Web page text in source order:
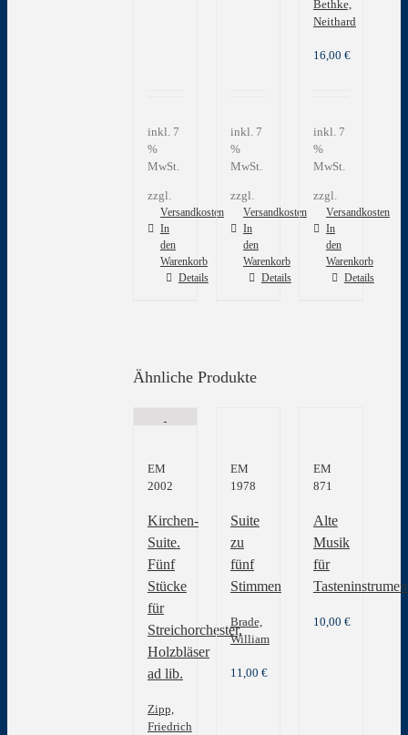
inkl. 7
%
MwSt.
zzgl.
Versandkosten
In
den
Warenkorb
Details
inkl. 7
%
MwSt.
zzgl.
Versandkosten
In
den
Warenkorb
Details
Bethke,
Neithard
16,00 €
inkl. 7
%
MwSt.
zzgl.
Versandkosten
In
den
Warenkorb
Details
Ähnliche Produkte
EM
2002
Kirchen-
Suite.
Fünf
Stücke
für
Streichorchester,
Holzbläser
ad lib.
Zipp,
Friedrich
EM
1978
Suite
zu
fünf
Stimmen
Brade,
William
11,00 €
EM
871
Alte
Musik
für
10,00 €